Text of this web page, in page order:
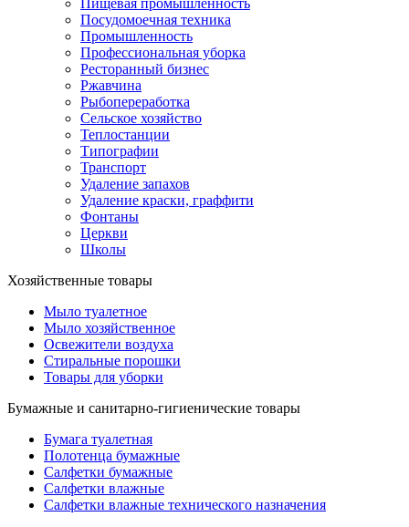
Пищевая промышленность
Посудомоечная техника
Промышленность
Профессиональная уборка
Ресторанный бизнес
Ржавчина
Рыбопереработка
Сельское хозяйство
Теплостанции
Типографии
Транспорт
Удаление запахов
Удаление краски, граффити
Фонтаны
Церкви
Школы
Хозяйственные товары
Мыло туалетное
Мыло хозяйственное
Освежители воздуха
Стиральные порошки
Товары для уборки
Бумажные и санитарно-гигиенические товары
Бумага туалетная
Полотенца бумажные
Салфетки бумажные
Салфетки влажные
Салфетки влажные технического назначения